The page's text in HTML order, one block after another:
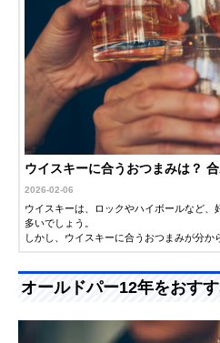
ウイスキーに合うおつまみは？
2026-02-06
ウイスキーは、ロックやハイボールなど、
多いでしょう。
しかし、ウイスキーに合うおつまみが分か
オールドパー12年をおす